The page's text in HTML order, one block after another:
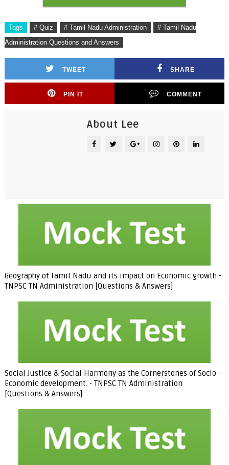
Tags # Quiz # Tamil Nadu Administration
# Tamil Nadu
Administration Questions and Answers
TWEET SHARE
PIN IT COMMENT
About Lee
Geography of Tamil Nadu and its impact on Economic growth -
TNPSC TN Administration [Questions & Answers]
Social Justice & Social Harmony as the Cornerstones of Socio -
Economic development. - TNPSC TN Administration
[Questions & Answers]